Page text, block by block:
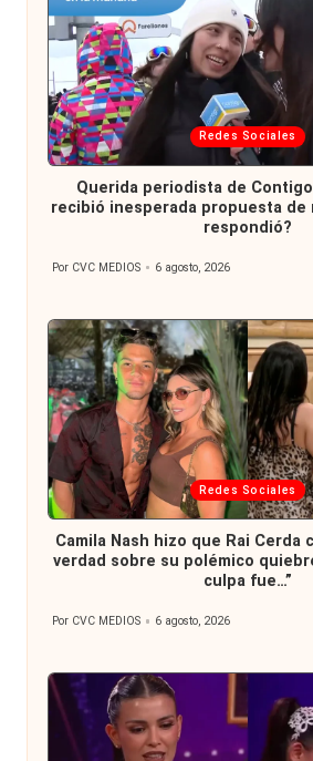
Publicada
en
Redes Sociales
Querida periodista de
recibió inesperada propuesta de
respondió?
Publicado
Por CVC MEDIOS 6 agosto, 2026
Publicada
en
Redes Sociales
Camila Nash hizo que Rai Cerda
verdad sobre su polémico
culpa fue…”
Publicado
Por CVC MEDIOS 6 agosto, 2026